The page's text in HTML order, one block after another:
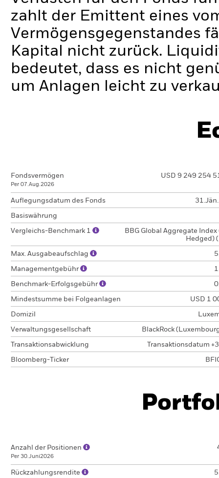
zahlt der Emittent eines
Vermögensgegenstandes
Kapital nicht zurück.
bedeutet, dass es nicht
um Anlagen leicht zu
Fondsvermögen
Per 07.Aug.2026
USD 9 249 254
Auflegungsdatum des Fonds
Basiswährung
Vergleichs-Benchmark 1
BBG Global Aggregate Index
Hedged)
Max. Ausgabeaufschlag
Managementgebühr
Benchmark-Erfolgsgebühr
Mindestsumme bei Folgeanlagen USD 1
Domizil
Verwaltungsgesellschaft BlackRock
Transaktionsabwicklung Transaktionsdatum
Bloomberg-Ticker
Anzahl der Positionen
Per 30.Juni2026
Rückzahlungsrendite